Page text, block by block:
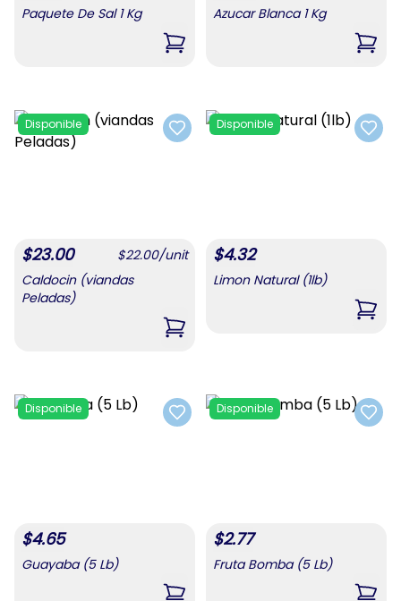
Paquete De Sal 1 Kg
,Paquete De Sal 1 Kg
Azucar Blanca 1 Kg
,
Add to favorites
Disponible
$23.00 $22.00/unit
Caldocin (viandas
Peladas)
,Caldocin (viandas Peladas)
Add
Disponible
$4.32
Limon Natural (1lb)
,
Add to favorites
Disponible
$4.65
Guayaba (5 Lb)
Add
Disponible
$2.77
Fruta Bomba (5 Lb)